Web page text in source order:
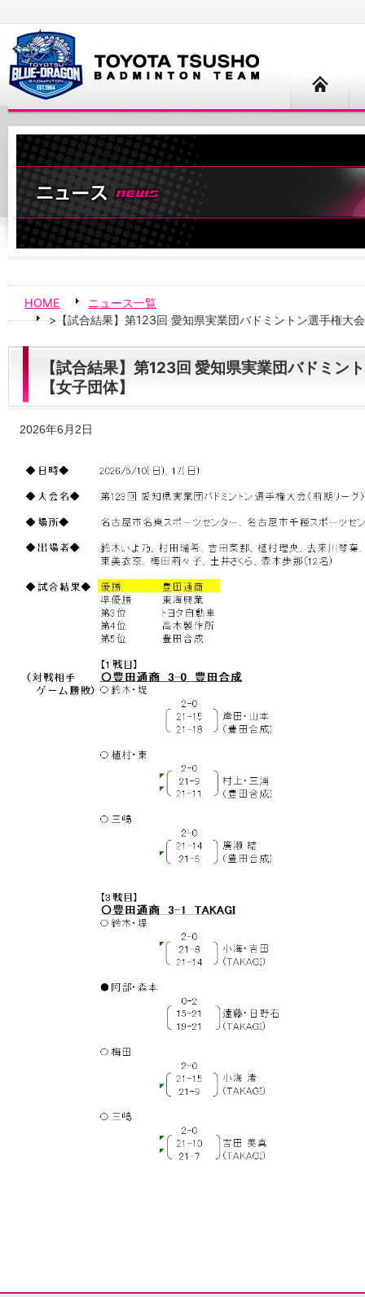
HOME
ニュース一覧
>【試合結果】第123回 愛知県実業団バドミントン選手権大
【試合結果】第123回 愛知県実業団バドミン
【女子団体】
2026年6月2日